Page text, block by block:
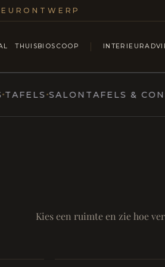
THUISBIOSCOOP
SALONTAFELS &
Kies een ruimte en zie hoe
Eetkamer